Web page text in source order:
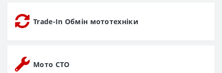
Trade-In Обмін мототехніки
Мото СТО